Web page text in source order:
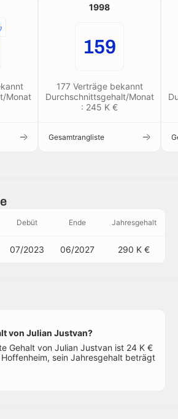
Monat
1998
159
177 Verträge bekannt
Durchschnittsgehalt/Monat
: 245 K €
Gesamtrangliste
Debüt Ende Jahresgehalt
07/2023 06/2027 290 K €
von Julian Justvan?
Gehalt von Julian Justvan ist 24 K €
sein Jahresgehalt beträgt